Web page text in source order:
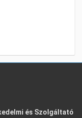
és Szolgáltató